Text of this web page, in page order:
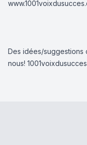
Des idées/suggestions
nous!